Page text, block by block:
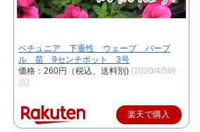
ペチュニア 下垂性 ウェーブ パープ
ル 苗 9センチポット 3号
価格：260円（税込、送料別) (2020/4/5時
点)
楽天で購入